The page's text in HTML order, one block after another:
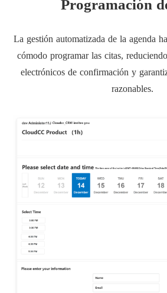
Programación
La gestión automatizada de la agenda
cómodo programar las citas,
electrónicos de confirmación y
razonables.